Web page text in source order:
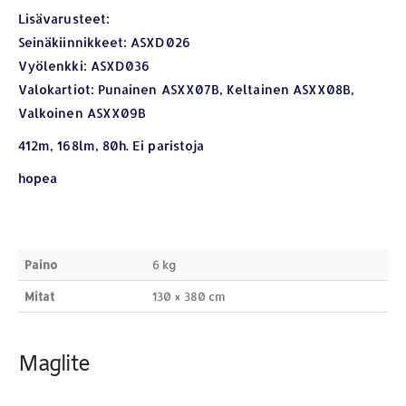
Lisävarusteet:
Seinäkiinnikkeet: ASXD026
Vyölenkki: ASXD036
Valokartiot: Punainen ASXX07B, Keltainen ASXX08B,
Valkoinen ASXX09B
412m, 168lm, 80h. Ei paristoja
hopea
Paino 6 kg
Mitat 130 × 380 cm
Maglite
YHTEYSTIEDOT
Osoite:
Hikivuorenkatu 14 C 20, 33710 Tampere